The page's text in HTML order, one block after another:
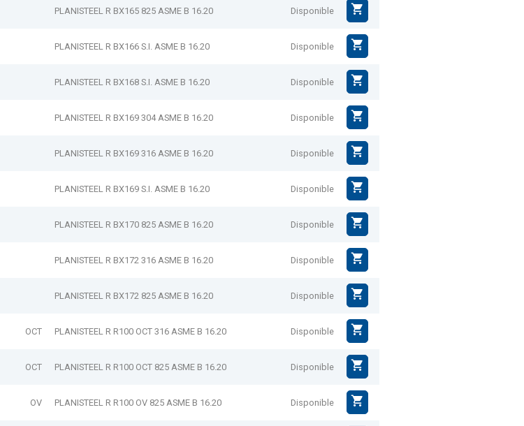
PLANISTEEL R BX165 825 ASME B 16.20 Disponible
PLANISTEEL R BX166 S.I. ASME B 16.20 Disponible
PLANISTEEL R BX168 S.I. ASME B 16.20 Disponible
PLANISTEEL R BX169 304 ASME B 16.20 Disponible
PLANISTEEL R BX169 316 ASME B 16.20 Disponible
PLANISTEEL R BX169 S.I. ASME B 16.20 Disponible
PLANISTEEL R BX170 825 ASME B 16.20 Disponible
PLANISTEEL R BX172 316 ASME B 16.20 Disponible
PLANISTEEL R BX172 825 ASME B 16.20 Disponible
OCT PLANISTEEL R R100 OCT 316 ASME B 16.20 Disponible
OCT PLANISTEEL R R100 OCT 825 ASME B 16.20 Disponible
OV PLANISTEEL R R100 OV 825 ASME B 16.20 Disponible